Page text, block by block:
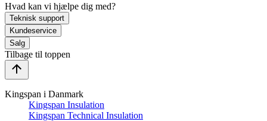
Hvad kan vi hjælpe dig med?
Teknisk support
Kundeservice
Salg
Tilbage til toppen
Kingspan i Danmark
Kingspan Insulation
Kingspan Technical Insulation